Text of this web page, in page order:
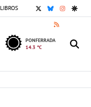
LIBROS X BLUESKY
RSS
PONFERRADA
14.3 °C